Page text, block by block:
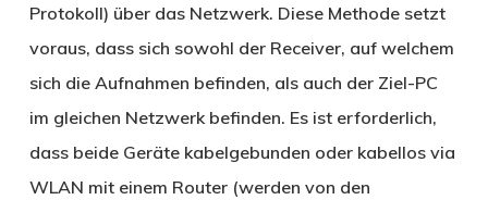
Protokoll) über das Netzwerk. Diese Methode setzt
voraus, dass sich sowohl der Receiver, auf welchem
sich die Aufnahmen befinden, als auch der Ziel-PC
im gleichen Netzwerk befinden. Es ist erforderlich,
dass beide Geräte kabelgebunden oder kabellos via
WLAN mit einem Router (werden von den